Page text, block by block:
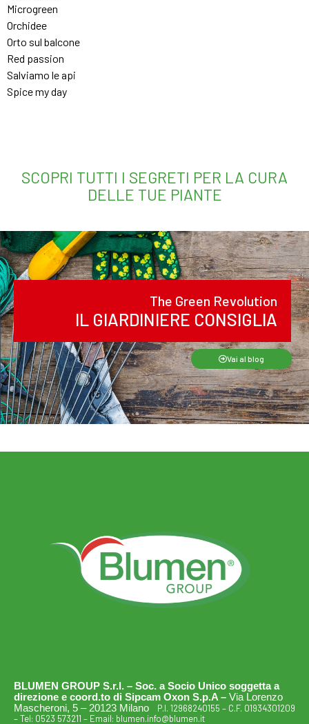
Microgreen
Orchidee
Orto sul balcone
Red passion
Salviamo le api
Spice my day
SCOPRI TUTTI I SEGRETI PER LA CURA
DELLE TUE PIANTE
The Green Revolution
IL GIARDINIERE CONSIGLIA
Vai al blog
BLUMEN GROUP S.r.l. – Soc. a Socio Unico soggetta a
direzione e coord.to di Sipcam Oxon S.p.A – Via Lorenzo
Mascheroni, 5 – 20123 Milano P.I. 12968240155 – C.F. 01934301209
– Tel: 0523 573211 – Email: blumen.info@blumen.it